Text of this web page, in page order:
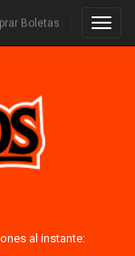
Boletas
al instante: